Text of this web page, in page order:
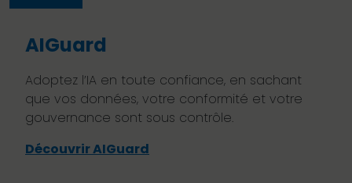
AIGuard
Adoptez l’IA en toute confiance, en sachant
que vos données, votre conformité et votre
gouvernance sont sous contrôle.
Découvrir AIGuard